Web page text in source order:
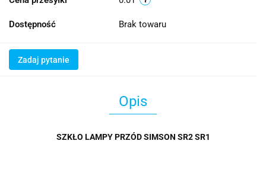
Dostępność Brak towaru
Zadaj pytanie
Opis
SZKŁO LAMPY PRZÓD SIMSON SR2 SR1